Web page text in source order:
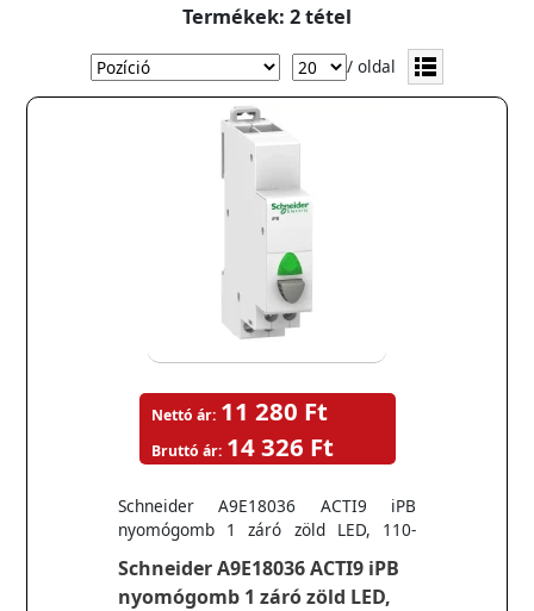
Termékek: 2 tétel
/ oldal
Schneider A9E18036 ACTI9 iPB
nyomógomb 1 záró zöld LED,
Schneider A9E18036 ACTI9 iPB
nyomógomb 1 záró zöld LED, 110-
Nettó ár: 11 280 Ft
Bruttó ár: 14 326 Ft